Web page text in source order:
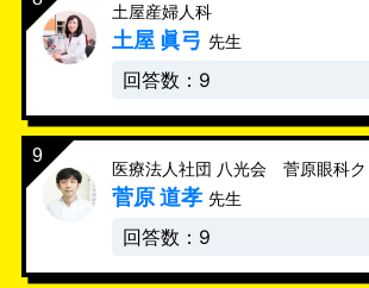
土屋産婦人科
土屋 眞弓 先生
回答数：9
医療法人社団 八光会 菅原眼科ク
菅原 道孝 先生
回答数：9